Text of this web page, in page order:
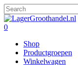
Skip
to
main
Close
Search
0
Shop
Productgroepen
Winkelwagen